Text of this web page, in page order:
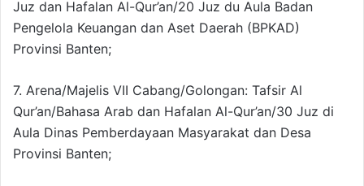
Juz dan Hafalan Al-Qur’an/20 Juz du Aula Badan
Pengelola Keuangan dan Aset Daerah (BPKAD)
Provinsi Banten;
7. Arena/Majelis VII Cabang/Golongan: Tafsir Al
Qur’an/Bahasa Arab dan Hafalan Al-Qur’an/30 Juz di
Aula Dinas Pemberdayaan Masyarakat dan Desa
Provinsi Banten;